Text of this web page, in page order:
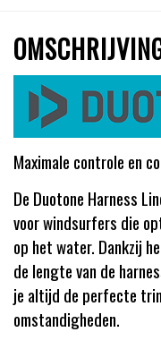
Maximale controle en
De Duotone Harness
voor windsurfers die
op het water. Dankzij
de lengte van de
je altijd de perfecte
omstandigheden.